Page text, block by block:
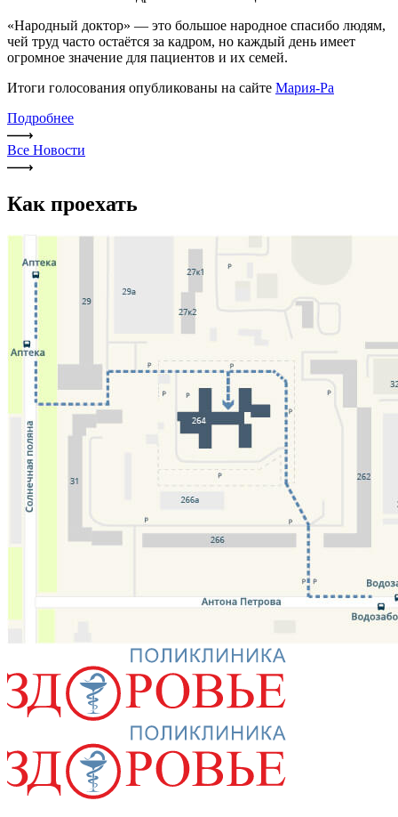
«Народный доктор» — это большое народное спасибо людям,
чей труд часто остаётся за кадром, но каждый день имеет
огромное значение для пациентов и их семей.
Итоги голосования опубликованы на сайте Мария-Ра
Подробнее
Все Новости
Как проехать